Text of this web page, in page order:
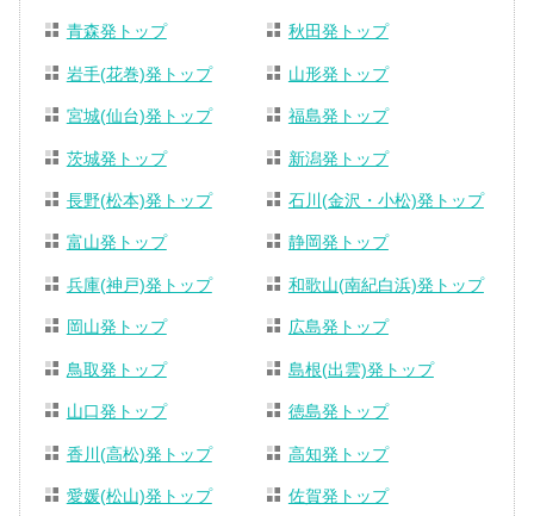
青森発トップ 秋田発トップ
岩手(花巻)発トップ 山形発トップ
宮城(仙台)発トップ 福島発トップ
茨城発トップ 新潟発トップ
長野(松本)発トップ 石川(金沢・小松)発トップ
富山発トップ 静岡発トップ
兵庫(神戸)発トップ 和歌山(南紀白浜)発トップ
岡山発トップ 広島発トップ
鳥取発トップ 島根(出雲)発トップ
山口発トップ 徳島発トップ
香川(高松)発トップ 高知発トップ
愛媛(松山)発トップ 佐賀発トップ